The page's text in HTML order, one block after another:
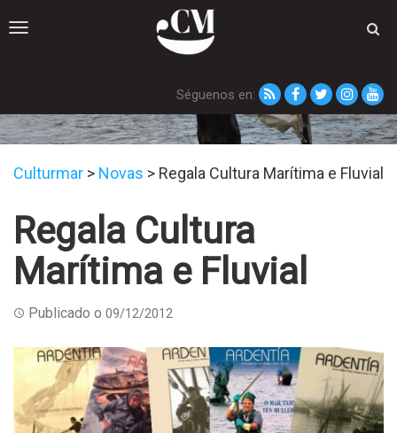
Toggle
Séguenos en:
Novas
Culturmar > Novas > Regala Cultura Marítima e Fluvial
Regala Cultura
Marítima e Fluvial
Publicado o 09/12/2012